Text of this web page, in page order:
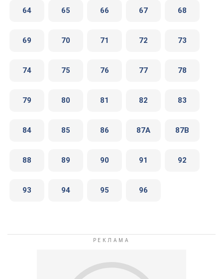
64 65 66 67 68
69 70 71 72 73
74 75 76 77 78
79 80 81 82 83
84 85 86 87А 87В
88 89 90 91 92
93 94 95 96